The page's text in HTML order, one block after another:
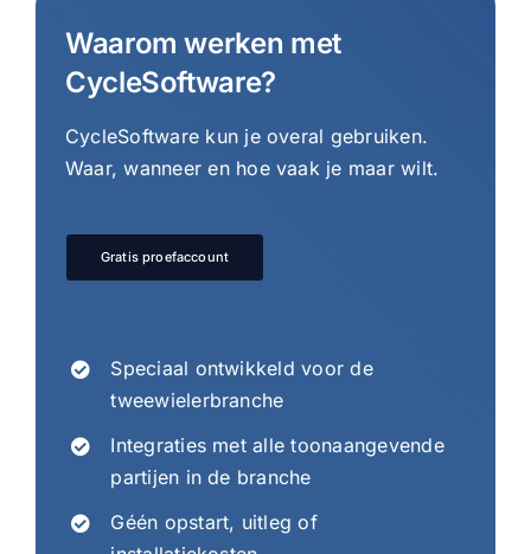
Waarom werken met
CycleSoftware?
CycleSoftware kun je overal gebruiken.
Waar, wanneer en hoe vaak je maar wilt.
Gratis proefaccount
Speciaal ontwikkeld voor de
tweewielerbranche
Integraties met alle toonaangevende
partijen in de branche
Géén opstart, uitleg of